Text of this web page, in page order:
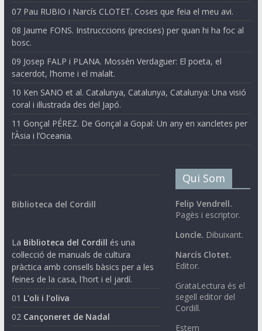
07 Pau RUBIO i Narcís CLOTET. Coses que feia el meu avi.
08 Jaume FONS. Instrucccions (precises) per quan hi ha foc al
bosc.
09 Josep FALP i PLANA. Mossèn Verdaguer: El poeta, el
sacerdot, l’home i el malalt.
10 Ken SANO et al. Catalunya, Catalunya, Catalunya: Una visió
coral i il·lustrada des del Japó.
11 Gonçal PÉREZ. De Gonçal a Gopal: Un any en xancletes per
l’Àsia i l’Oceania.
Biblioteca del Cordill
La Biblioteca del Cordill és una
col·lecció de manuals de cultura
pràctica amb consells bàsics per a les
feines de la casa, l'hort i el jardí.
01 L’oli i l’oliva
02 Cançoneret de Nadal
Qui Som
Felip Vendrell.
Pagès i escriptor.
Loncle. Dibuixant.
Narcís Clotet.
Editor.
GrataLectura és el
segell editor del
Cordill.
Estem